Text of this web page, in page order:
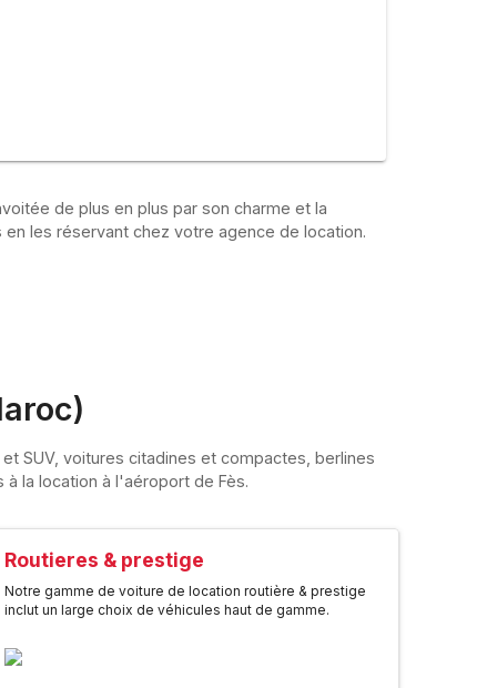
de plus en plus par son charme et la
les réservant chez votre agence de location.
SUV, voitures citadines et compactes, berlines
la location à l'aéroport de Fès.
Routieres & prestige
Notre gamme de voiture de location routière & prestige
inclut un large choix de véhicules haut de gamme.